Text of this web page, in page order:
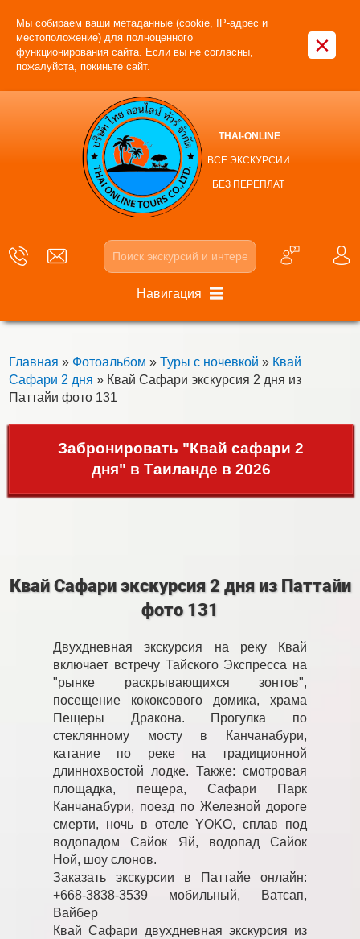
Мы собираем ваши метаданные (cookie, IP-адрес и
местоположение) для полноценного
функционирования сайта. Если вы не согласны,
пожалуйста, покиньте сайт.
×
THAI-ONLINE
ВСЕ ЭКСКУРСИИ
БЕЗ ПЕРЕПЛАТ
Навигация
Главная » Фотоальбом » Туры с ночевкой » Квай
Сафари 2 дня » Квай Сафари экскурсия 2 дня из
Паттайи фото 131
Забронировать "Квай сафари 2
дня" в Таиланде в 2026
Квай Сафари экскурсия 2 дня из Паттайи
фото 131
Двухдневная экскурсия на реку Квай
включает встречу Тайского Экспресса на
"рынке раскрывающихся зонтов",
посещение кококсового домика, храма
Пещеры Дракона. Прогулка по
стеклянному мосту в Канчанабури,
катание по реке на традиционной
длиннохвостой лодке. Также: смотровая
площадка, пещера, Сафари Парк
Канчанабури, поезд по Железной дороге
смерти, ночь в отеле YOKO, сплав под
водопадом Сайок Яй, водопад Сайок
Ной, шоу слонов.
Заказать экскурсии в Паттайе онлайн:
+668-3838-3539 мобильный, Ватсап,
Вайбер
Квай Сафари двухдневная экскурсия из